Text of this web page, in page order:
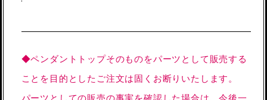
◆ペンダントトップそのものをパーツとして販売する
ことを目的としたご注文は固くお断りいたします。